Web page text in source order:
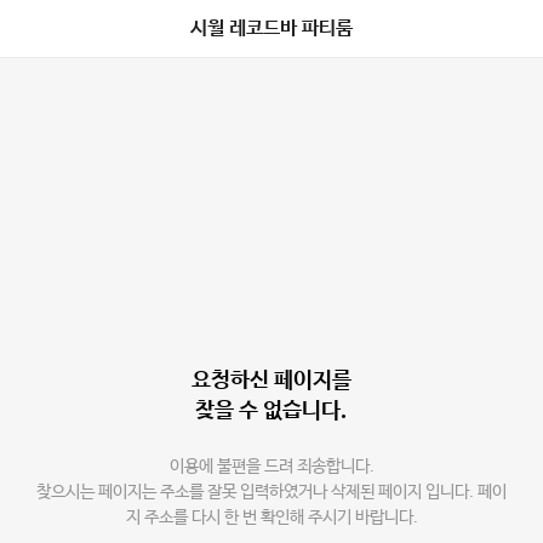
시월 레코드바 파티룸
요청하신 페이지를
찾을 수 없습니다.
이용에 불편을 드려 죄송합니다.
찾으시는 페이지는 주소를 잘못 입력하였거나 삭제된 페이지 입니다. 페이
지 주소를 다시 한 번 확인해 주시기 바랍니다.